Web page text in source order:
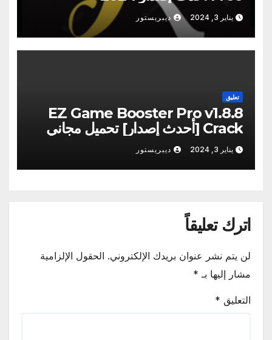
يناير 3, 2024 ديبريستور
تعليق
EZ Game Booster Pro v1.8.8
Crack [أحدث إصدار] تحميل مجاني
2024
يناير 3, 2024 ديبريستور
اترك تعليقاً
لن يتم نشر عنوان بريدك الإلكتروني. الحقول الإلزامية
مشار إليها بـ *
التعليق *